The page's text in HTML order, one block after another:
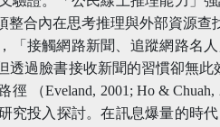
整合內在思考推理與外部資源查
「接觸網路新聞、追蹤網路名
透過臉書接收新聞的習慣卻無
（Eveland, 2001; Ho &
究投入探討。在訊息爆量的時